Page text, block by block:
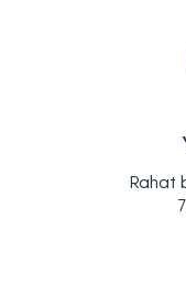
Rahat